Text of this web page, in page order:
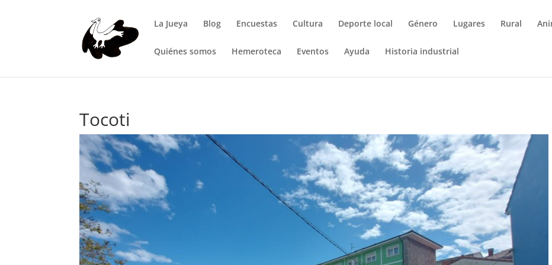
La Jueya Blog Encuestas Cultura Deporte local Género Lugares Rural
Quiénes somos Hemeroteca Eventos Ayuda Historia industrial
Tocoti